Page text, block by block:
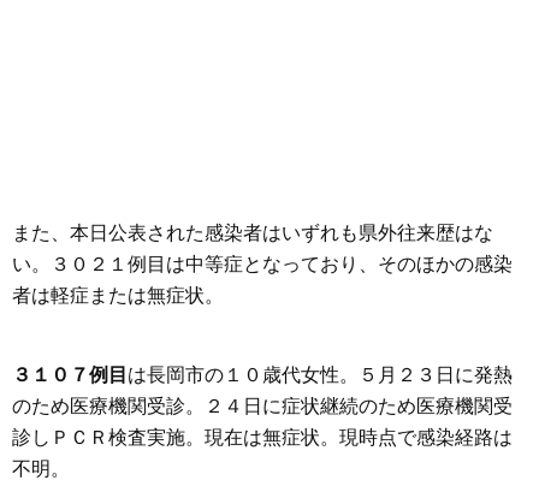
また、本日公表された感染者はいずれも県外往来歴はな
い。３０２１例目は中等症となっており、そのほかの感染
者は軽症または無症状。
３１０７例目 は長岡市の１０歳代女性。５月２３日に発熱
のため医療機関受診。２４日に症状継続のため医療機関受
診しＰＣＲ検査実施。現在は無症状。現時点で感染経路は
不明。